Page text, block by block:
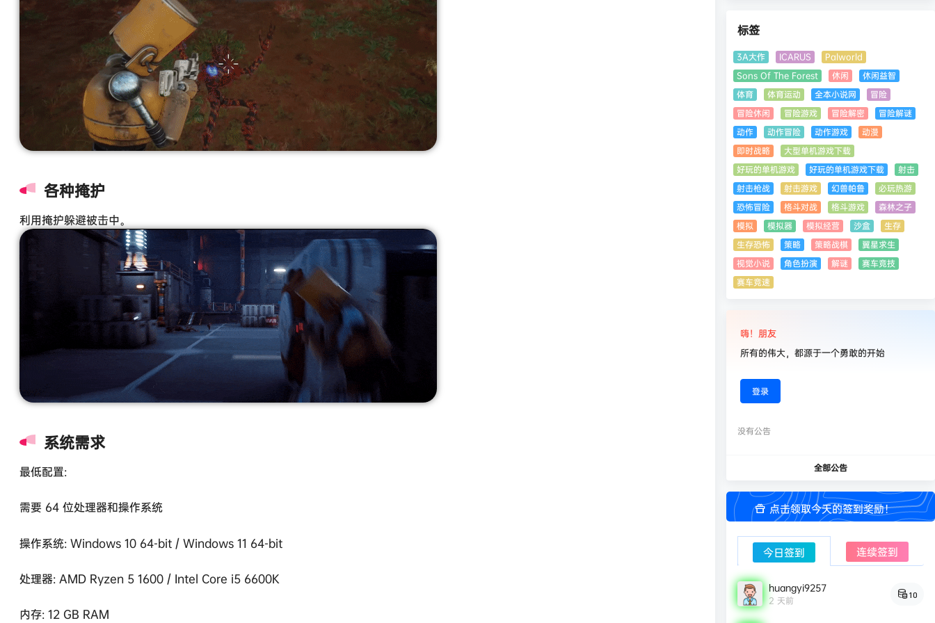
各种掩护
利用掩护躲避被击中。
系统需求
最低配置:
需要 64 位处理器和操作系统
操作系统: Windows 10 64-bit / Windows 11 64-bit
处理器: AMD Ryzen 5 1600 / Intel Core i5 6600K
内存: 12 GB RAM
标签
3A大作 ICARUS
Palworld
Sons Of The Forest
休闲
休闲益智
体育
体育运动 全本小说网
冒险
冒险休闲
冒险游戏 冒险解密
冒险解谜
动作
动作冒险 动作游戏
动漫
即时战略
大型单机游戏下载
好玩的单机游戏
好玩的单机游戏下载
射击
射击枪战
射击游戏 幻兽帕鲁
必玩热游
恐怖冒险
格斗对战 格斗游戏
森林之子
模拟
模拟器 模拟经营 沙盒
生存
生存恐怖
策略 策略战棋
翼星求生
视觉小说
角色扮演 解谜
赛车竞技
赛车竞速
嗨！朋友
所有的伟大，都源于一个勇敢的开始
登录
没有公告
全部公告
点击领取今天的签到奖励！
今日签到 连续签到
huangyi9257
2 天前 10